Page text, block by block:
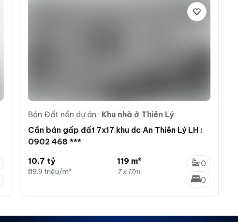
Bán Đất nền dự án · Khu nhà ở Thiên Lý
Cần bán gấp đất 7x17 khu dc An Thiên Lý LH :
0902 468 ***
10.7 tỷ
89.9 triệu/m²
119 m²
7 x 17m
0
0